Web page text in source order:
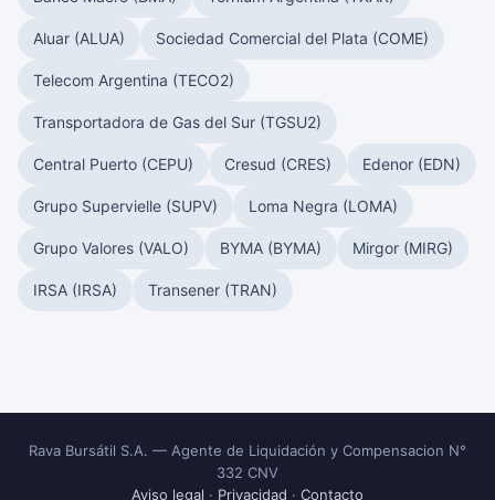
Aluar (ALUA) Sociedad Comercial del Plata (COME)
Telecom Argentina (TECO2)
Transportadora de Gas del Sur (TGSU2)
Central Puerto (CEPU) Cresud (CRES) Edenor (EDN)
Grupo Supervielle (SUPV) Loma Negra (LOMA)
Grupo Valores (VALO) BYMA (BYMA) Mirgor (MIRG)
IRSA (IRSA) Transener (TRAN)
Rava Bursátil S.A. — Agente de Liquidación y Compensacion N°
332 CNV
Aviso legal · Privacidad · Contacto